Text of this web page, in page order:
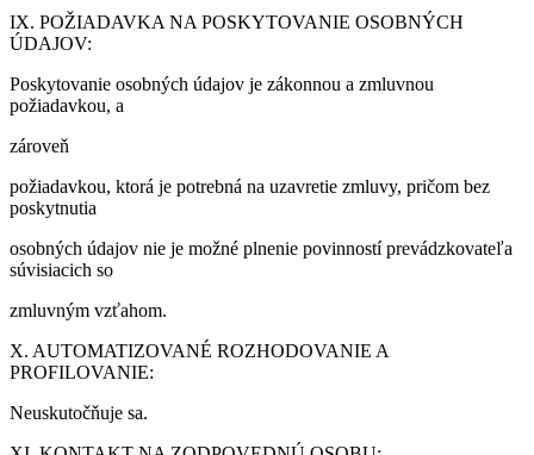
IX. POŽIADAVKA NA POSKYTOVANIE OSOBNÝCH
ÚDAJOV:
Poskytovanie osobných údajov je zákonnou a zmluvnou
požiadavkou, a
zároveň
požiadavkou, ktorá je potrebná na uzavretie zmluvy, pričom bez
poskytnutia
osobných údajov nie je možné plnenie povinností prevádzkovateľa
súvisiacich so
zmluvným vzťahom.
X. AUTOMATIZOVANÉ ROZHODOVANIE A
PROFILOVANIE:
Neuskutočňuje sa.